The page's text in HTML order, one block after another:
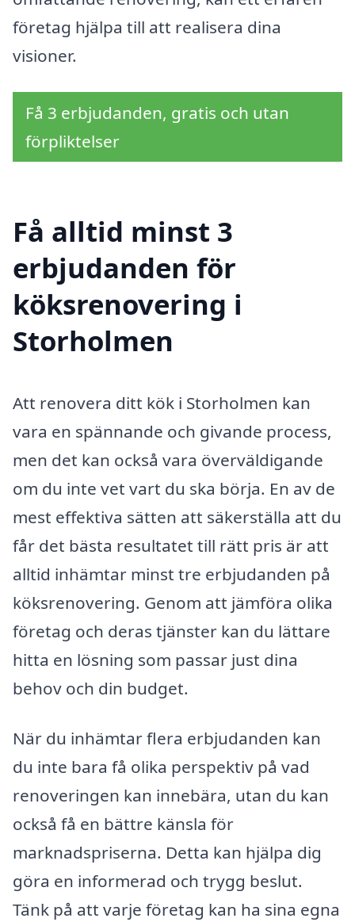
företag hjälpa till att realisera dina
visioner.
Få 3 erbjudanden, gratis och utan
förpliktelser
Få alltid minst 3
erbjudanden för
köksrenovering i
Storholmen
Att renovera ditt kök i Storholmen kan
vara en spännande och givande process,
men det kan också vara överväldigande
om du inte vet vart du ska börja. En av de
mest effektiva sätten att säkerställa att du
får det bästa resultatet till rätt pris är att
alltid inhämtar minst tre erbjudanden på
köksrenovering. Genom att jämföra olika
företag och deras tjänster kan du lättare
hitta en lösning som passar just dina
behov och din budget.
När du inhämtar flera erbjudanden kan
du inte bara få olika perspektiv på vad
renoveringen kan innebära, utan du kan
också få en bättre känsla för
marknadspriserna. Detta kan hjälpa dig
göra en informerad och trygg beslut.
Tänk på att varje företag kan ha sina egna